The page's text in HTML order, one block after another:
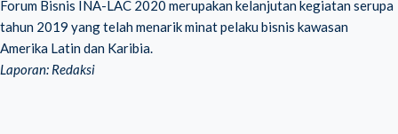
Forum Bisnis INA-LAC 2020 merupakan kelanjutan kegiatan serupa
tahun 2019 yang telah menarik minat pelaku bisnis kawasan
Amerika Latin dan Karibia.
Laporan: Redaksi